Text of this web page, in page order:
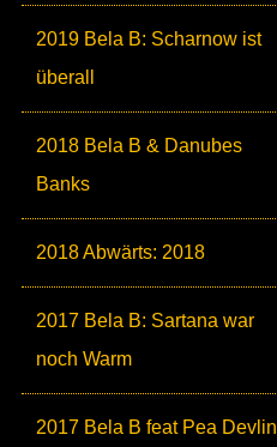
2019 Bela B: Scharnow ist
überall
2018 Bela B & Danubes
Banks
2018 Abwärts: 2018
2017 Bela B: Sartana war
noch Warm
2017 Bela B feat Pea Devlin